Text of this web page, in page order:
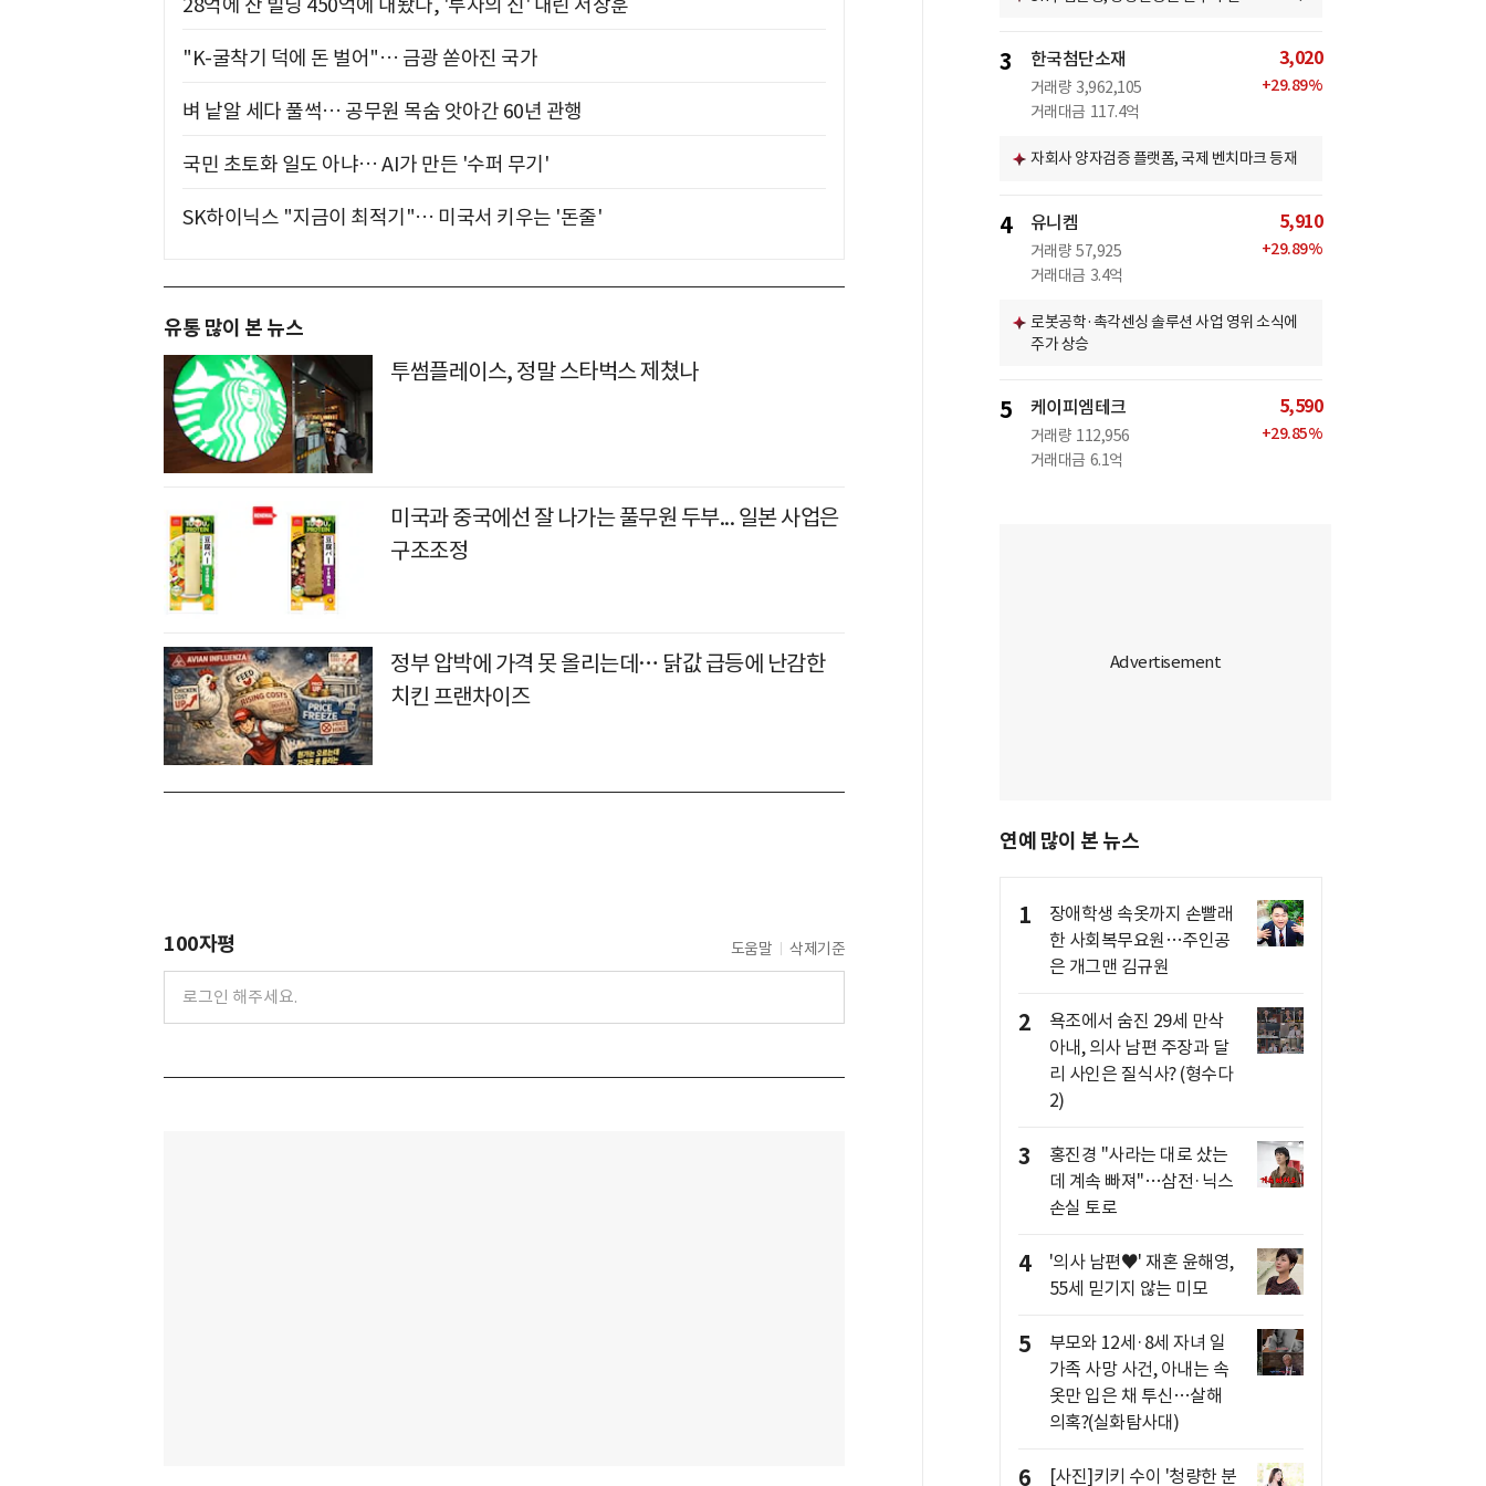
"K-굴착기 덕에 돈 벌어"… 금광 쏟아진 국가
벼 낱알 세다 풀썩… 공무원 목숨 앗아간 60년 관행
국민 초토화 일도 아냐… AI가 만든 '수퍼 무기'
SK하이닉스 "지금이 최적기"… 미국서 키우는 '돈줄'
유통 많이 본 뉴스
투썸플레이스, 정말 스타벅스 제쳤나
미국과 중국에선 잘 나가는 풀무원 두부... 일본 사업은
구조조정
정부 압박에 가격 못 올리는데… 닭값 급등에 난감한
치킨 프랜차이즈
100자평 도움말 삭제기준
3 한국첨단소재
거래량 3,962,105
거래대금 117.4억
3,020
+29.89%
자회사 양자검증 플랫폼, 국제 벤치마크 등재
4 유니켐
거래량 57,925
거래대금 3.4억
5,910
+29.89%
로봇공학·촉각센싱 솔루션 사업 영위 소식에
주가 상승
5 케이피엠테크
거래량 112,956
거래대금 6.1억
5,590
+29.85%
연예 많이 본 뉴스
1
장애학생 속옷까지 손빨래
한 사회복무요원…주인공
은 개그맨 김규원
2
욕조에서 숨진 29세 만삭
아내, 의사 남편 주장과 달
리 사인은 질식사? (형수다
2)
3
홍진경 "사라는 대로 샀는
데 계속 빠져"…삼전·닉스
손실 토로
4
'의사 남편♥' 재혼 윤해영,
55세 믿기지 않는 미모
5
부모와 12세·8세 자녀 일
가족 사망 사건, 아내는 속
옷만 입은 채 투신…살해
의혹?(실화탐사대)
6 [사진]키키 수이 '청량한 분